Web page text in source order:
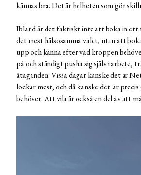
kännas bra. Det är helheten som gör
Ibland är det faktiskt inte att boka in ett
det mest hälsosamma valet, utan att
upp och känna efter vad kroppen
på och ständigt pusha sig själv i arbete,
åtaganden. Vissa dagar kanske det är
lockar mest, och då kanske det är
behöver. Att vila är också en del av att